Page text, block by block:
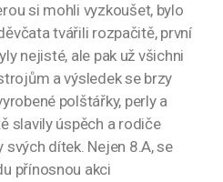
si mohli vyzkoušet, bylo
tvářili rozpačitě, první
nejisté, ale pak už všichni
a výsledek se brzy
polštářky, perly a
slavily úspěch a rodiče
dítek. Nejen 8.A, se
přínosnou akci